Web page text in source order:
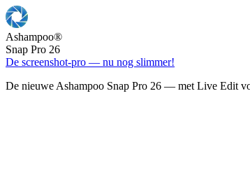
Ashampoo®
Snap Pro 26
De screenshot-pro — nu nog slimmer!
De nieuwe Ashampoo Snap Pro 26 — met Live Edit